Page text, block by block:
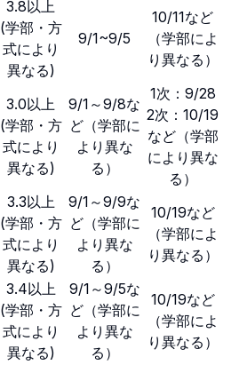
3.8以上
(学部・方
式により
異なる)
9/1~9/5
10/11など
（学部によ
り異なる）
3.0以上
(学部・方
式により
異なる)
9/1～9/8な
ど（学部に
より異な
る）
1次：9/28
2次：10/19
など（学部
により異な
る）
3.3以上
(学部・方
式により
異なる)
9/1～9/9な
ど（学部に
より異な
る）
10/19など
（学部によ
り異なる）
3.4以上
(学部・方
式により
異なる)
9/1～9/5な
ど（学部に
より異な
る）
10/19など
（学部によ
り異なる）